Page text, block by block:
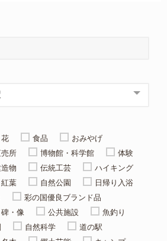
花 食品
おみやげ
売所 博物館・科学館
体験
物 伝統工芸
ハイキング
紅葉 自然公園
日帰り入浴
彩の国優良ブランド品
碑・像 公共施設
魚釣り
自然科学
道の駅